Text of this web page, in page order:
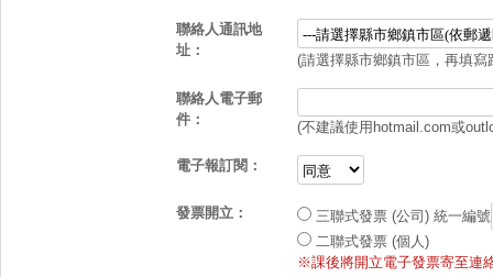
聯絡人通訊地
址：
(請選擇縣市鄉鎮市區，再填
聯絡人電子郵
件：
(不建議使用hotmail.com或
電子報訂閱：
發票開立： 三聯式發票 (公司) 統一編號
二聯式發票 (個人)
※課後將開立電子發票寄至連